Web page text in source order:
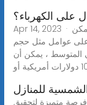
على الكهرباء؟
Apr 14, 2023 · هل توفر الألواح الشمسية المال على الكهرباء؟يمكن
على عوامل مثل حجم
المتوسط ، يمكن أن
للمنازل
متميزة لتحقيق